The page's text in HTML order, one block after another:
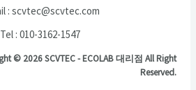
: scvtec@scvtec.com
Tel : 010-3162-1547
© 2026 SCVTEC - ECOLAB 대리점 All Right
Reserved.